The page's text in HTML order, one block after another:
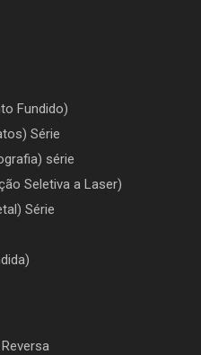
Fundido)
Série
série
Seletiva a Laser)
Série